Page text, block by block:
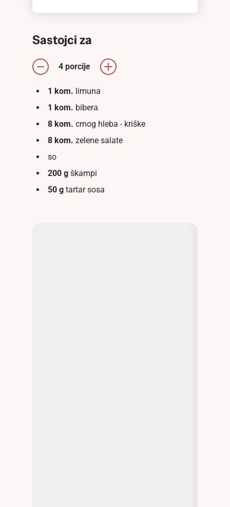
Sastojci za
4 porcije
1 kom. limuna
1 kom. biberа
8 kom. crnog hleba - kriške
8 kom. zelene salate
so
200 g škampi
50 g tartar sosa